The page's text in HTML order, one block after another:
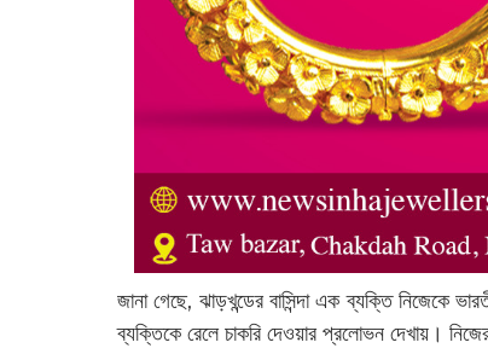
জানা গেছে, ঝাড়খন্ডের বাসিন্দা এক ব্যক্তি নিজেকে
ব্যক্তিকে রেলে চাকরি দেওয়ার প্রলোভন দেখায়।